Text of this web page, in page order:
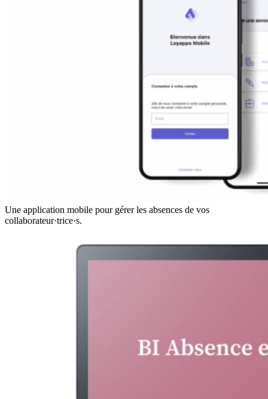
Une application mobile pour gérer les absences de vos
collaborateur·trice·s.